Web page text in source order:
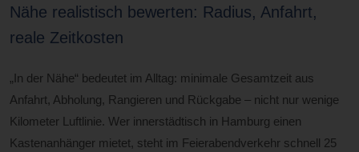
Nähe realistisch bewerten: Radius, Anfahrt,
reale Zeitkosten
„In der Nähe“ bedeutet im Alltag: minimale Gesamtzeit aus
Anfahrt, Abholung, Rangieren und Rückgabe – nicht nur wenige
Kilometer Luftlinie. Wer innerstädtisch in Hamburg einen
Kastenanhänger mietet, steht im Feierabendverkehr schnell 25